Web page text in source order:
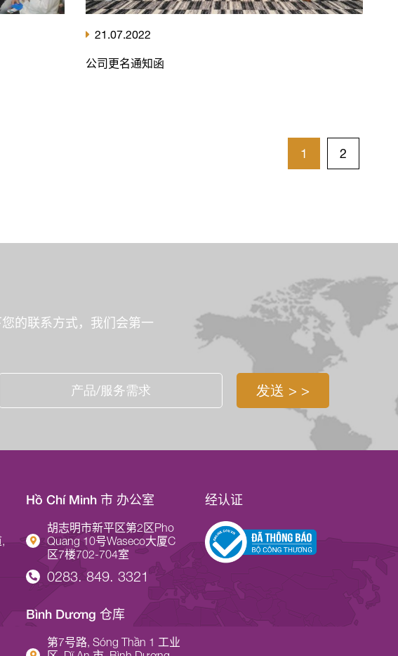
21.07.2022
公司更名通知函
1 2
的联系方式，我们会第一
Hồ Chí Minh 市 办公室
胡志明市新平区第2区Pho
Quang 10号Waseco大厦C
区7楼702-704室
0283. 849. 3321
经认证
Bình Dương 仓库
第7号路, Sóng Thần 1 工业